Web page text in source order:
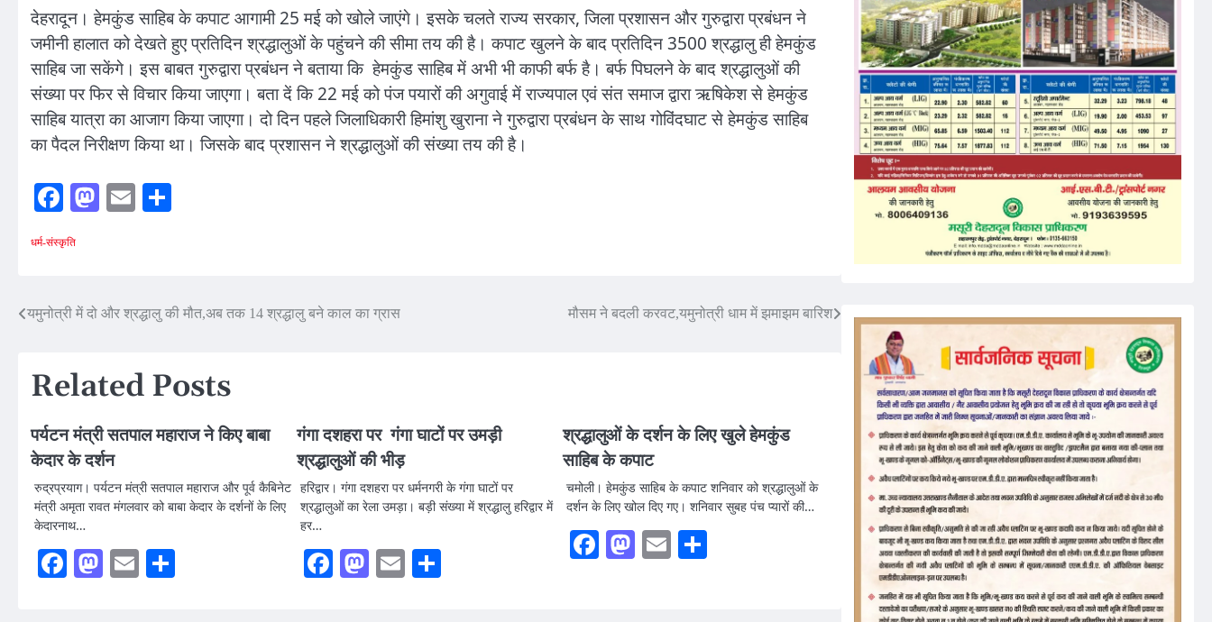
देहरादून। हेमकुंड साहिब के कपाट आगामी 25 मई को खोले जाएंगे। इसके चलते राज्य सरकार, जिला प्रशासन और गुरुद्वारा प्रबंधन ने
जमीनी हालात को देखते हुए प्रतिदिन श्रद्धालुओं के पहुंचने की सीमा तय की है। कपाट खुलने के बाद प्रतिदिन 3500 श्रद्धालु ही हेमकुंड
साहिब जा सकेंगे। इस बाबत गुरुद्वारा प्रबंधन ने बताया कि हेमकुंड साहिब में अभी भी काफी बर्फ है। बर्फ पिघलने के बाद श्रद्धालुओं की
संख्या पर फिर से विचार किया जाएगा। बता दें कि 22 मई को पंज पयारों की अगुवाई में राज्यपाल एवं संत समाज द्वारा ऋषिकेश से हेमकुंड
साहिब यात्रा का आजाग किया जाएगा। दो दिन पहले जिलाधिकारी हिमांशु खुराना ने गुरुद्वारा प्रबंधन के साथ गोविंदघाट से हेमकुंड साहिब
का पैदल निरीक्षण किया था। जिसके बाद प्रशासन ने श्रद्धालुओं की संख्या तय की है।
Facebook
Mastodon
Email
धर्म-संस्कृति
Post
यमुनोत्री में दो और श्रद्धालु की मौत,अब तक 14 श्रद्धालु बने काल का ग्रास मौसम ने बदली करवट,यमुनोत्री धाम में झमाझम बारिश
Related Posts
पर्यटन मंत्री सतपाल महाराज ने किए बाबा
केदार के दर्शन
रुद्रप्रयाग। पर्यटन मंत्री सतपाल महाराज और पूर्व कैबिनेट
मंत्री अमृता रावत मंगलवार को बाबा केदार के दर्शनों के लिए
केदारनाथ…
Facebook
Mastodon
Email
गंगा दशहरा पर गंगा घाटों पर उमड़ी
श्रद्धालुओं की भीड़
हरिद्वार। गंगा दशहरा पर धर्मनगरी के गंगा घाटों पर
श्रद्धालुओं का रेला उमड़ा। बड़ी संख्या में श्रद्धालु हरिद्वार में
हर…
Facebook
Mastodon
Email
श्रद्धालुओं के दर्शन के लिए खुले हेमकुंड
साहिब के कपाट
चमोली। हेमकुंड साहिब के कपाट शनिवार को श्रद्धालुओं के
दर्शन के लिए खोल दिए गए। शनिवार सुबह पंच प्यारों की…
Facebook
Mastodon
Email